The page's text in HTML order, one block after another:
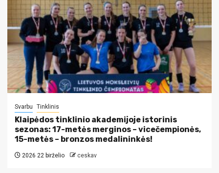
Svarbu Tinklinis
Klaipėdos tinklinio akademijoje istorinis
sezonas: 17-metės merginos – vicečempionės,
15-metės – bronzos medalininkės!
2026 22 birželio ceskav